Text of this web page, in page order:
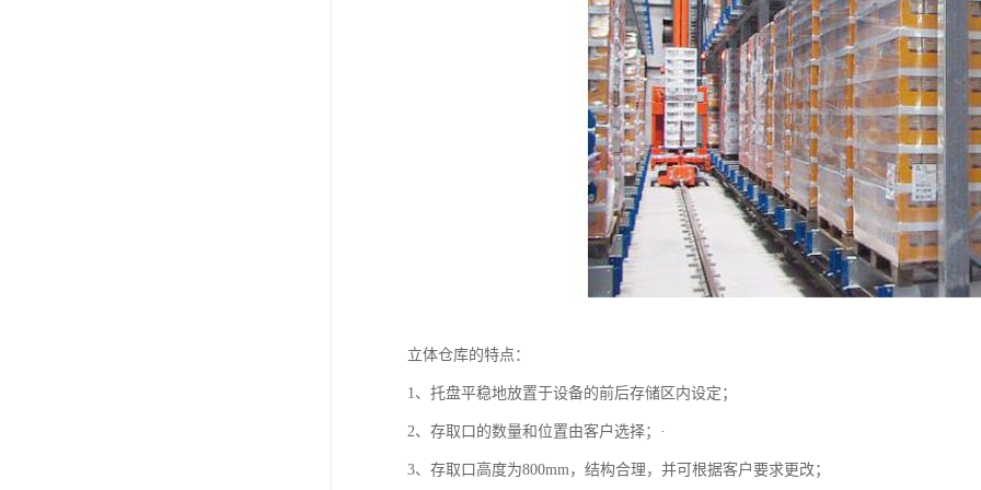
立体仓库的特点：
1、托盘平稳地放置于设备的前后存储区内设定；
2、存取口的数量和位置由客户选择；·
3、存取口高度为800mm，结构合理，并可根据客户要求更改；